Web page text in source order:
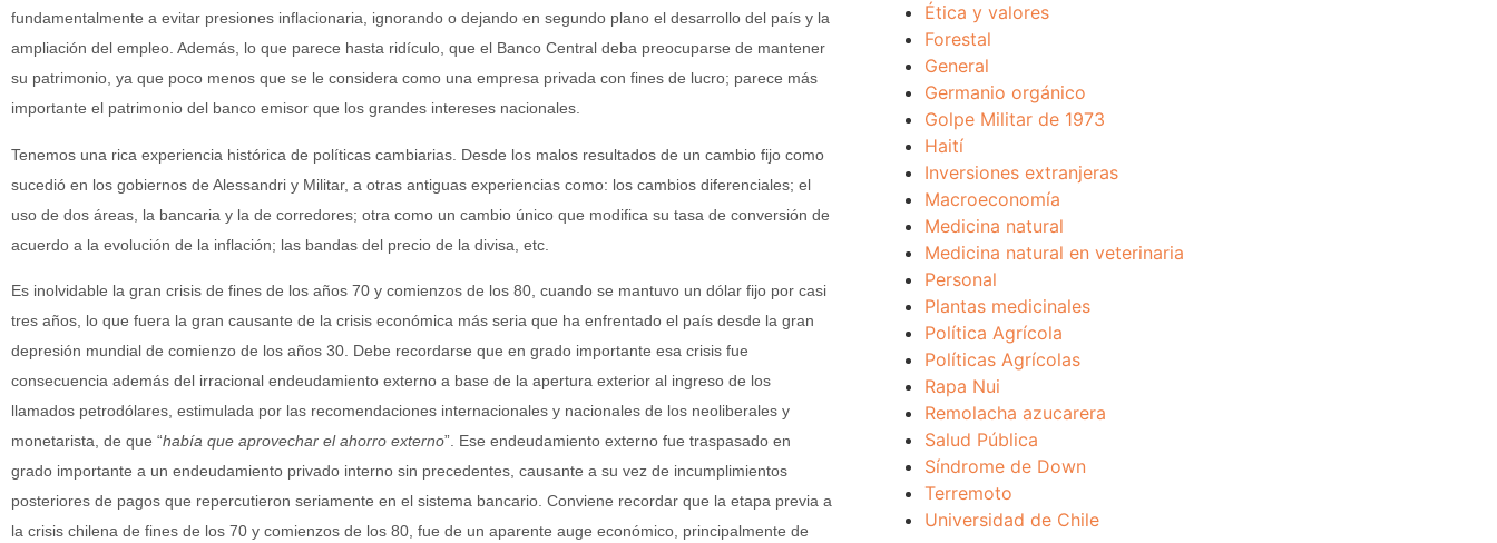
fundamentalmente a evitar presiones inflacionaria, ignorando o dejando en segundo plano el desarrollo del país y la
ampliación del empleo. Además, lo que parece hasta ridículo, que el Banco Central deba preocuparse de mantener
su patrimonio, ya que poco menos que se le considera como una empresa privada con fines de lucro; parece más
importante el patrimonio del banco emisor que los grandes intereses nacionales.
Tenemos una rica experiencia histórica de políticas cambiarias. Desde los malos resultados de un cambio fijo como
sucedió en los gobiernos de Alessandri y Militar, a otras antiguas experiencias como: los cambios diferenciales; el
uso de dos áreas, la bancaria y la de corredores; otra como un cambio único que modifica su tasa de conversión de
acuerdo a la evolución de la inflación; las bandas del precio de la divisa, etc.
Es inolvidable la gran crisis de fines de los años 70 y comienzos de los 80, cuando se mantuvo un dólar fijo por casi
tres años, lo que fuera la gran causante de la crisis económica más seria que ha enfrentado el país desde la gran
depresión mundial de comienzo de los años 30. Debe recordarse que en grado importante esa crisis fue
consecuencia además del irracional endeudamiento externo a base de la apertura exterior al ingreso de los
llamados petrodólares, estimulada por las recomendaciones internacionales y nacionales de los neoliberales y
monetarista, de que “había que aprovechar el ahorro externo”. Ese endeudamiento externo fue traspasado en
grado importante a un endeudamiento privado interno sin precedentes, causante a su vez de incumplimientos
posteriores de pagos que repercutieron seriamente en el sistema bancario. Conviene recordar que la etapa previa a
la crisis chilena de fines de los 70 y comienzos de los 80, fue de un aparente auge económico, principalmente de
Ética y valores
Forestal
General
Germanio orgánico
Golpe Militar de 1973
Haití
Inversiones extranjeras
Macroeconomía
Medicina natural
Medicina natural en veterinaria
Personal
Plantas medicinales
Política Agrícola
Políticas Agrícolas
Rapa Nui
Remolacha azucarera
Salud Pública
Síndrome de Down
Terremoto
Universidad de Chile